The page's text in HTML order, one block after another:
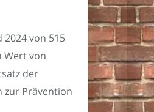
von 515
Wert von
der
zur Prävention